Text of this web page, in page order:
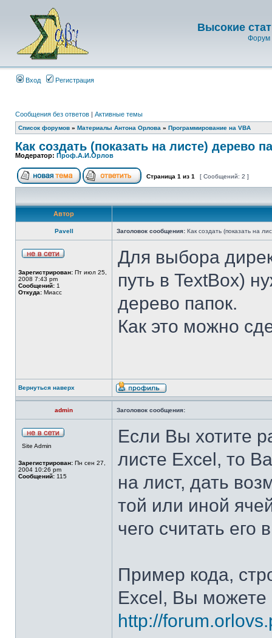
Высокие
Форум
Вход Регистрация
Сообщения без ответов | Активные темы
Список форумов » Материалы Антона Орлова » Программирование на VBA
Как создать (показать на листе) дерево
Модератор: Проф.А.И.Орлов
Страница 1 из 1 [ Сообщений: 2 ]
Автор
Pavell Заголовок сообщения: Как создать (показать на
Зарегистрирован: Пт июл 25,
2008 7:43 pm
Сообщений: 1
Откуда: Миасс
Для выбора
путь в TextBox)
дерево папок.
Как это можно
Вернуться наверх
admin Заголовок сообщения:
Site Admin
Зарегистрирован: Пн сен 27,
2004 10:26 pm
Сообщений: 115
Если Вы хотите
листе Excel, то
на лист, дать
той или иной
чего считать его
Пример кода,
Excel, Вы можете
http://